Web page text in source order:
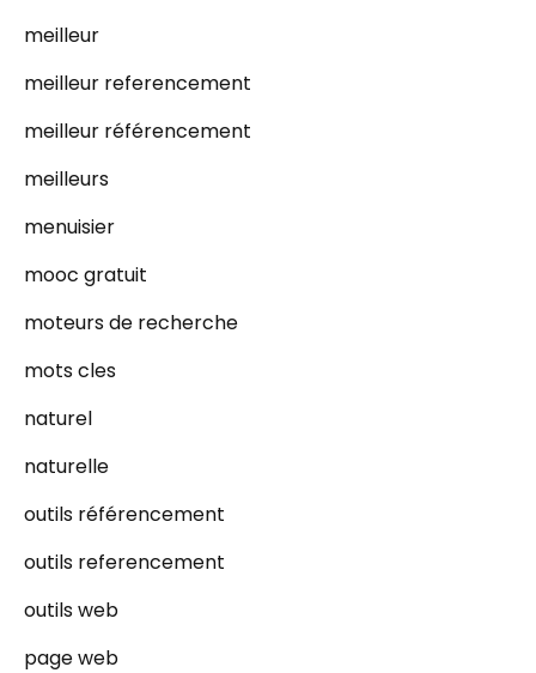
meilleur
meilleur referencement
meilleur référencement
meilleurs
menuisier
mooc gratuit
moteurs de recherche
mots cles
naturel
naturelle
outils référencement
outils referencement
outils web
page web